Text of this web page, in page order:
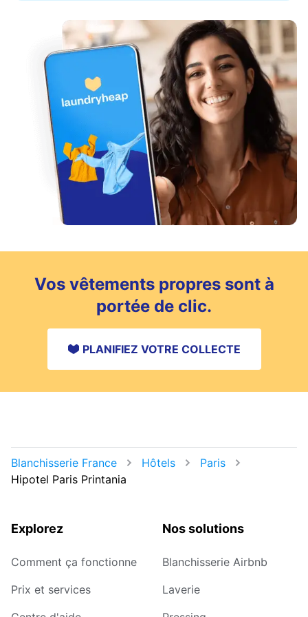
Vos vêtements propres sont à
portée de clic.
PLANIFIEZ VOTRE COLLECTE
Blanchisserie France Hôtels
Paris
Hipotel Paris Printania
Explorez
Comment ça fonctionne
Prix et services
Nos solutions
Blanchisserie Airbnb
Laverie